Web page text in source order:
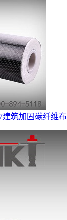
建筑加固碳纤维布